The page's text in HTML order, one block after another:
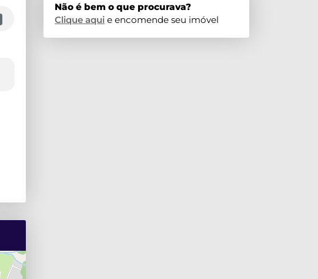
Não é bem o que procurava?
Clique aqui e encomende seu imóvel